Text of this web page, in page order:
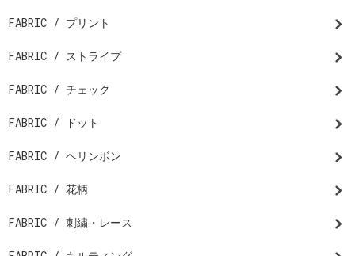
FABRIC / プリント
FABRIC / ストライプ
FABRIC / チェック
FABRIC / ドット
FABRIC / ヘリンボン
FABRIC / 花柄
FABRIC / 刺繍・レース